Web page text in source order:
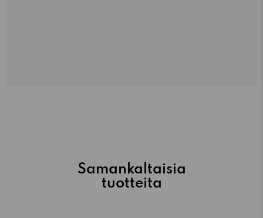
Samankaltaisia
tuotteita